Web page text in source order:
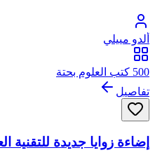
ألدو مييلي
500 كتب العلوم بحتة
تفاصيل
إضاءة زوايا جديدة للتقنية